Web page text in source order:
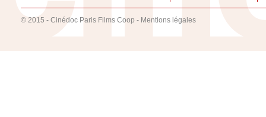
© 2015 - Cinédoc Paris Films Coop - Mentions légales